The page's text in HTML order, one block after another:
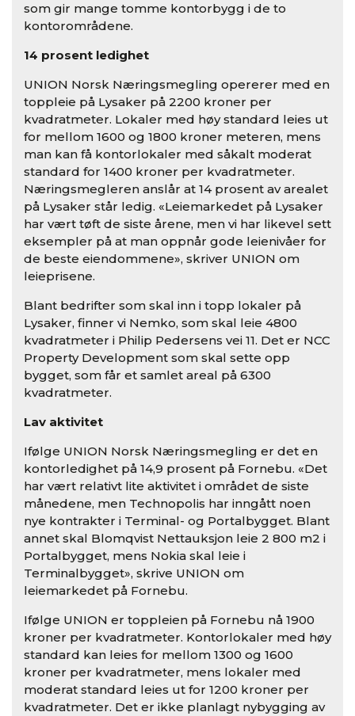
som gir mange tomme kontorbygg i de to
kontorområdene.
14 prosent ledighet
UNION Norsk Næringsmegling opererer med en
toppleie på Lysaker på 2200 kroner per
kvadratmeter. Lokaler med høy standard leies ut
for mellom 1600 og 1800 kroner meteren, mens
man kan få kontorlokaler med såkalt moderat
standard for 1400 kroner per kvadratmeter.
Næringsmegleren anslår at 14 prosent av arealet
på Lysaker står ledig. «Leiemarkedet på Lysaker
har vært tøft de siste årene, men vi har likevel sett
eksempler på at man oppnår gode leienivåer for
de beste eiendommene», skriver UNION om
leieprisene.
Blant bedrifter som skal inn i topp lokaler på
Lysaker, finner vi Nemko, som skal leie 4800
kvadratmeter i Philip Pedersens vei 11. Det er NCC
Property Development som skal sette opp
bygget, som får et samlet areal på 6300
kvadratmeter.
Lav aktivitet
Ifølge UNION Norsk Næringsmegling er det en
kontorledighet på 14,9 prosent på Fornebu. «Det
har vært relativt lite aktivitet i området de siste
månedene, men Technopolis har inngått noen
nye kontrakter i Terminal- og Portalbygget. Blant
annet skal Blomqvist Nettauksjon leie 2 800 m2 i
Portalbygget, mens Nokia skal leie i
Terminalbygget», skrive UNION om
leiemarkedet på Fornebu.
Ifølge UNION er toppleien på Fornebu nå 1900
kroner per kvadratmeter. Kontorlokaler med høy
standard kan leies for mellom 1300 og 1600
kroner per kvadratmeter, mens lokaler med
moderat standard leies ut for 1200 kroner per
kvadratmeter. Det er ikke planlagt nybygging av